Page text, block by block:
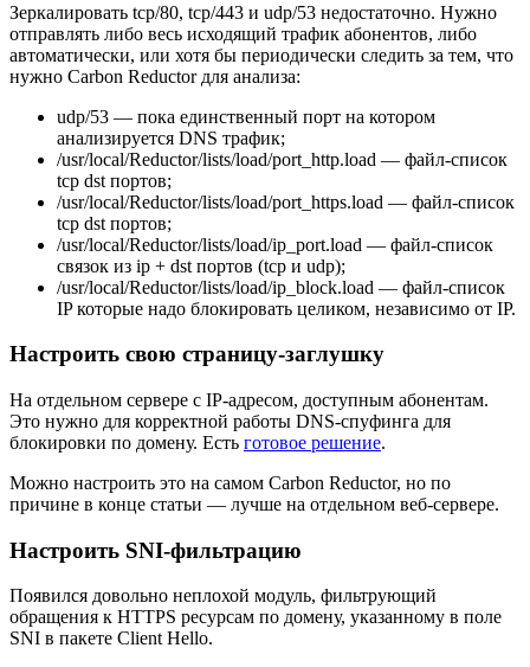
Зеркалировать tcp/80, tcp/443 и udp/53 недостаточно. Нужно
отправлять либо весь исходящий трафик абонентов, либо
автоматически, или хотя бы периодически следить за тем, что
нужно Carbon Reductor для анализа:
udp/53 — пока единственный порт на котором
анализируется DNS трафик;
/usr/local/Reductor/lists/load/port_http.load — файл-список
tcp dst портов;
/usr/local/Reductor/lists/load/port_https.load — файл-список
tcp dst портов;
/usr/local/Reductor/lists/load/ip_port.load — файл-список
связок из ip + dst портов (tcp и udp);
/usr/local/Reductor/lists/load/ip_block.load — файл-список
IP которые надо блокировать целиком, независимо от IP.
Настроить свою страницу-заглушку
На отдельном сервере с IP-адресом, доступным абонентам.
Это нужно для корректной работы DNS-спуфинга для
блокировки по домену. Есть готовое решение.
Можно настроить это на самом Carbon Reductor, но по
причине в конце статьи — лучше на отдельном веб-сервере.
Настроить SNI-фильтрацию
Появился довольно неплохой модуль, фильтрующий
обращения к HTTPS ресурсам по домену, указанному в поле
SNI в пакете Client Hello.